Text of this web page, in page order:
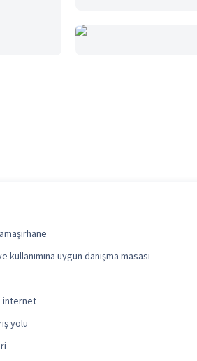
uygun danışma masası
internet
yolu